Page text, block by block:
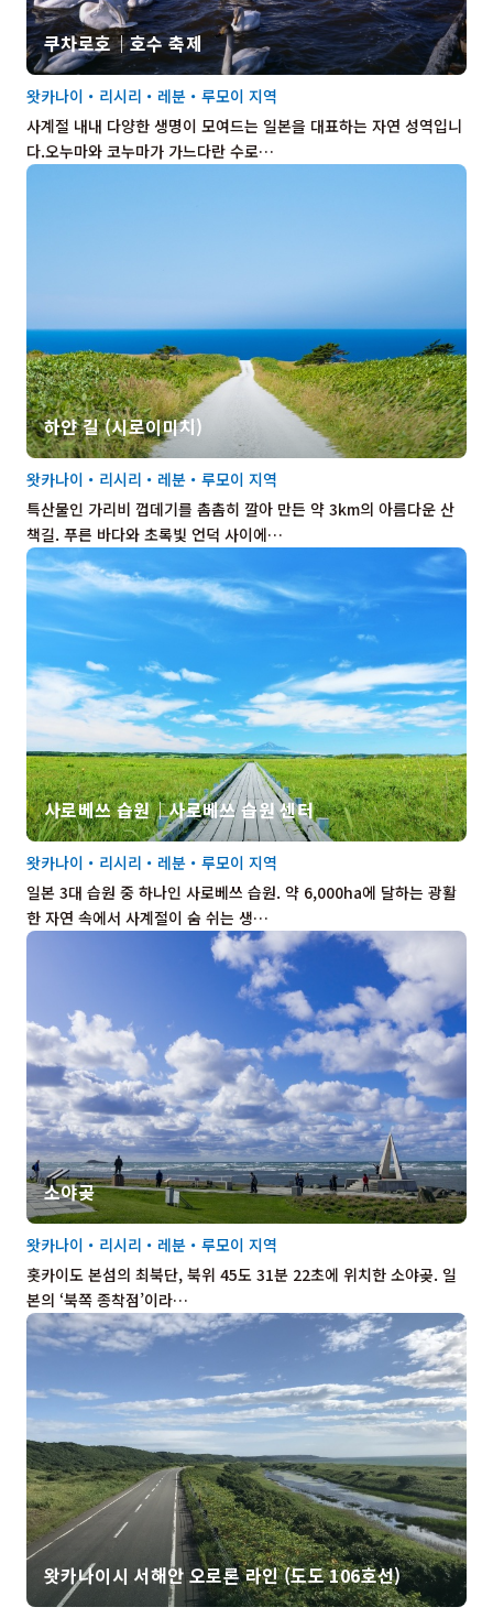
쿠차로호｜호수 축제
사계절 내내 다양한 생명이 모여드는 일본을 대표하는 자연 성역입니
다.오누마와 코누마가 가느다란 수로…
왓카나이・리시리・레분・루모이 지역
하얀 길 (시로이미치)
특산물인 가리비 껍데기를 촘촘히 깔아 만든 약 3km의 아름다운 산
책길. 푸른 바다와 초록빛 언덕 사이에…
왓카나이・리시리・레분・루모이 지역
사로베쓰 습원｜사로베쓰 습원 센터
일본 3대 습원 중 하나인 사로베쓰 습원. 약 6,000ha에 달하는 광활
한 자연 속에서 사계절이 숨 쉬는 생…
왓카나이・리시리・레분・루모이 지역
소야곶
홋카이도 본섬의 최북단, 북위 45도 31분 22초에 위치한 소야곶. 일
본의 ‘북쪽 종착점’이라…
왓카나이・리시리・레분・루모이 지역
왓카나이시 서해안 오로론 라인 (도도 106호선)